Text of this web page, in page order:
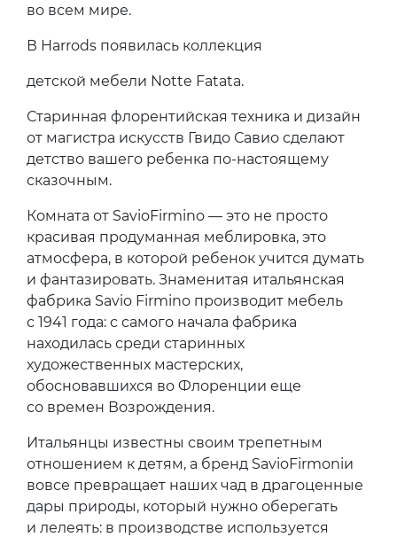
во всем мире.
В Harrods появилась коллекция
детской мебели Notte Fatata.
Старинная флорентийская техника и дизайн
от магистра искусств Гвидо Савио сделают
детство вашего ребенка по-настоящему
сказочным.
Комната от SavioFirmino — это не просто
красивая продуманная меблировка, это
атмосфера, в которой ребенок учится думать
и фантазировать. Знаменитая итальянская
фабрика Savio Firmino производит мебель
с 1941 года: с самого начала фабрика
находилась среди старинных
художественных мастерских,
обосновавшихся во Флоренции еще
со времен Возрождения.
Итальянцы известны своим трепетным
отношением к детям, а бренд SavioFirmoniи
вовсе превращает наших чад в драгоценные
дары природы, который нужно оберегать
и лелеять: в производстве используется